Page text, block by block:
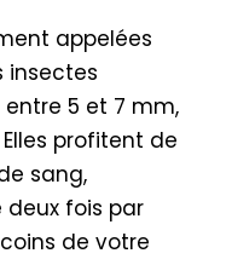
appelées
insectes
5 et 7 mm,
profitent de
sang,
fois par
de votre